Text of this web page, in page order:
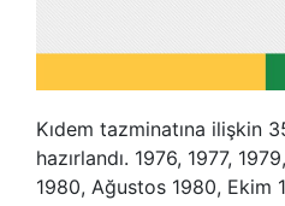
Kıdem tazminatına ilişkin
hazırlandı. 1976, 1977,
1980, Ağustos 1980, Ekim